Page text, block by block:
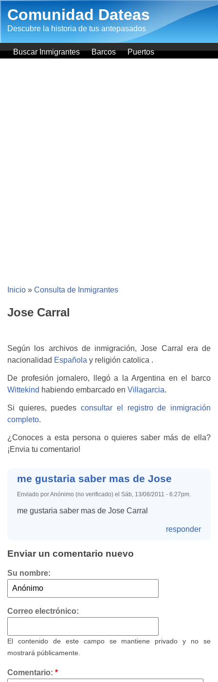
Comunidad Dateas
Descubre la historia de tus antepasados
Buscar Inmigrantes Barcos Puertos
Inicio » Consulta de Inmigrantes
Jose Carral
Según los archivos de inmigración, Jose Carral era de
nacionalidad Española y religión catolica .
De profesión jornalero, llegó a la Argentina en el barco
Wittekind habiendo embarcado en Villagarcia.
Si quieres, puedesconsultar el registro de inmigración
completo.
¿Conoces a esta persona o quieres saber más de ella?
¡Envia tu comentario!
me gustaria saber mas de Jose
Enviado por Anónimo (no verificado) el Sáb, 13/08/2011 - 6:27pm.
me gustaria saber mas de Jose Carral
responder
Enviar un comentario nuevo
Su nombre:
Correo electrónico:
El contenido de este campo se mantiene privado y no se
mostrará públicamente.
Comentario: *